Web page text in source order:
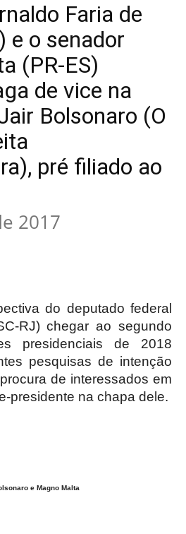
Faria de
e o senador
(PR-ES)
de vice na
Bolsonaro (O
pré filiado ao
2017
do deputado federal
RJ) chegar ao segundo
presidenciais de 2018
pesquisas de intenção
de interessados em
presidente na chapa dele.
e Magno Malta